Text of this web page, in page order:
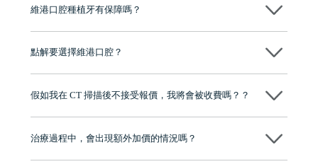
維港口腔種植牙有保障嗎？
保養指導同維護服務，確保種完之後穩定、耐用又安心。
點解要選擇維港口腔？
維港口腔踐行「醫道濟世」的大學校訓，各分院匯聚來自香港、內地的
牌」、「2025香港企業領袖品牌」，是諾貝爾種植系統全球放心植牙中
至今已服務超過三十個國家和地區的顧客，受到粵港澳大灣區及周邊城
市市民極高的口碑評價及信任推薦 珠海、深圳設有八大分院，香港亦設
有咨詢及服務保障中心，有任何問題都可以隨時預約免費咨詢，讓人十
假如我在 CT 掃描後不接受報價，我將會被收費嗎？？
治療過程中，會出現額外加價的情況嗎？